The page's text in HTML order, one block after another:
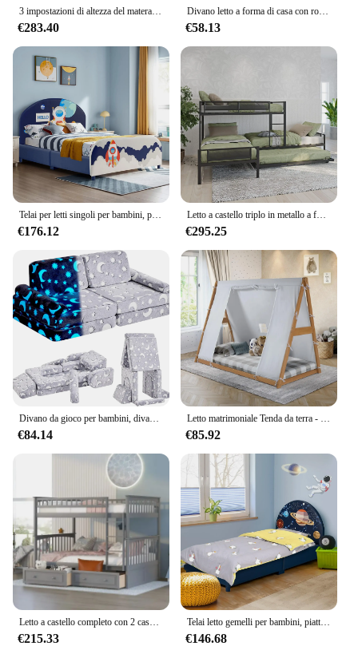
3 impostazioni di altezza del materasso, mobili per cameretta e camera da letto in legno, culla
€283.40
Divano letto a forma di casa con rotelle per camera da letto per bambini, ragazzi e ragazze, letto con piattaforma Montessori con testiera e guide di lunghezza, senza scatola
€58.13
Telai per letti singoli per bambini, piattaforma per letto matrimoniale imbottita in legno con supporto a doghe, testiera imbottita e pediera, nessuna molla della scatola necessaria
€176.12
Letto a castello triplo in metallo a forma di L con rotelle estraibile, letto a castello doppio su due letti con protezioni di sicurezza per 4 bambini adulti
€295.25
€84.14 €85.92
€215.33
Telai letto gemelli per bambini, piattaforma letto singolo in legno per bambini con testiera e base a doghe, mobili per camera da letto per bambini
€146.68